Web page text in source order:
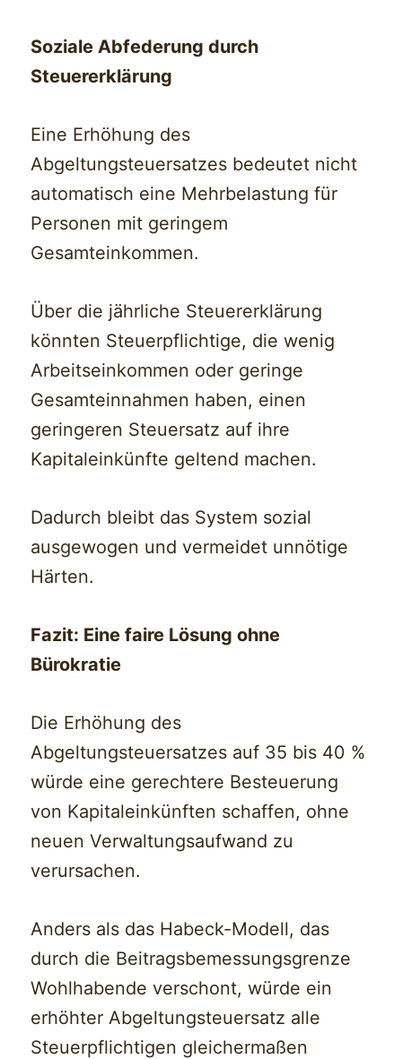
Soziale Abfederung durch
Steuererklärung
Eine Erhöhung des
Abgeltungsteuersatzes bedeutet nicht
automatisch eine Mehrbelastung für
Personen mit geringem
Gesamteinkommen.
Über die jährliche Steuererklärung
könnten Steuerpflichtige, die wenig
Arbeitseinkommen oder geringe
Gesamteinnahmen haben, einen
geringeren Steuersatz auf ihre
Kapitaleinkünfte geltend machen.
Dadurch bleibt das System sozial
ausgewogen und vermeidet unnötige
Härten.
Fazit: Eine faire Lösung ohne
Bürokratie
Die Erhöhung des
Abgeltungsteuersatzes auf 35 bis 40 %
würde eine gerechtere Besteuerung
von Kapitaleinkünften schaffen, ohne
neuen Verwaltungsaufwand zu
verursachen.
Anders als das Habeck-Modell, das
durch die Beitragsbemessungsgrenze
Wohlhabende verschont, würde ein
erhöhter Abgeltungsteuersatz alle
Steuerpflichtigen gleichermaßen